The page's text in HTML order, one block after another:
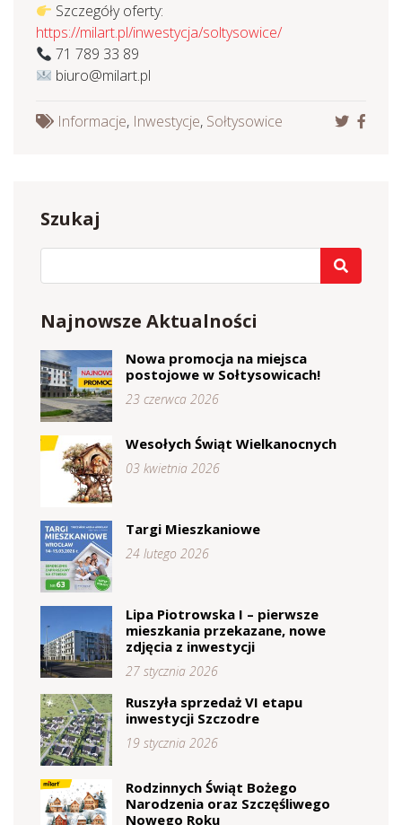
Szczegóły oferty:
https://milart.pl/inwestycja/soltysowice/
71 789 33 89
biuro@milart.pl
Informacje, Inwestycje, Sołtysowice
Szukaj
Najnowsze Aktualności
Nowa promocja na miejsca
postojowe w Sołtysowicach!
23 czerwca 2026
Wesołych Świąt Wielkanocnych
03 kwietnia 2026
Targi Mieszkaniowe
24 lutego 2026
Lipa Piotrowska I – pierwsze
mieszkania przekazane, nowe
zdjęcia z inwestycji
27 stycznia 2026
Ruszyła sprzedaż VI etapu
inwestycji Szczodre
19 stycznia 2026
Rodzinnych Świąt Bożego
Narodzenia oraz Szczęśliwego
Nowego Roku